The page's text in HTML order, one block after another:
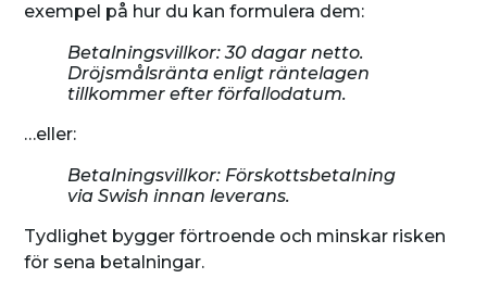
exempel på hur du kan formulera dem:
Betalningsvillkor: 30 dagar netto.
Dröjsmålsränta enligt räntelagen
tillkommer efter förfallodatum.
…eller:
Betalningsvillkor: Förskottsbetalning
via Swish innan leverans.
Tydlighet bygger förtroende och minskar risken
för sena betalningar.